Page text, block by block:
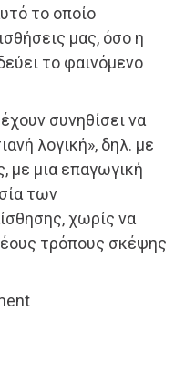
το οποίο
μας, όσο η
το φαινόμενο
συνηθίσει να
λογική», δηλ. με
με μια επαγωγική
των
χωρίς να
τρόπους σκέψης